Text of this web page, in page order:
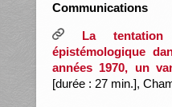
Communications
La tentation
épistémologique
années 1970, un
[durée : 27 min.],